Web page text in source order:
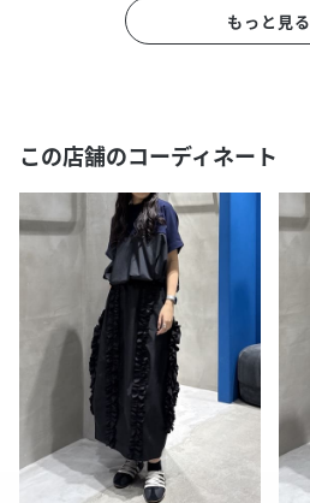
もっと見る
この店舗のコーディネート